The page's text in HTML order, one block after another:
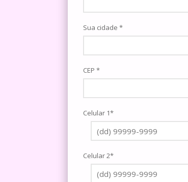
Sua cidade *
CEP *
Celular 1*
Celular 2*